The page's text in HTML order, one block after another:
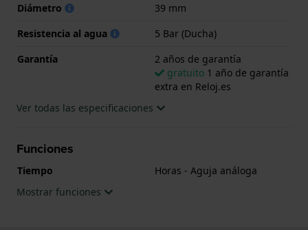
Diámetro
39 mm
Resistencia al agua
5 Bar (Ducha)
Garantía
2 años de garantía
gratuito 1 año de garantía
extra en Reloj.es
Ver todas las especificaciones
Funciones
Tiempo
Horas - Aguja análoga
Mostrar funciones